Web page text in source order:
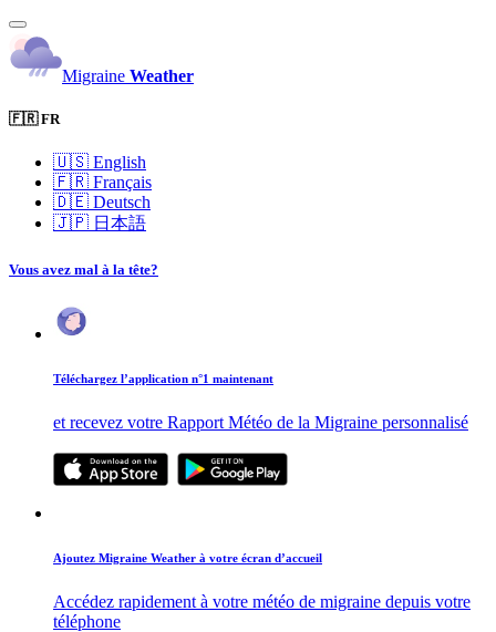
Migraine Weather
🇫🇷 FR
🇺🇸 English
🇫🇷 Français
🇩🇪 Deutsch
🇯🇵 日本語
Vous avez mal à la tête?
Téléchargez l’application n°1 maintenant
et recevez votre Rapport Météo de la Migraine personnalisé
Ajoutez Migraine Weather à votre écran d’accueil
Accédez rapidement à votre météo de migraine depuis votre
téléphone